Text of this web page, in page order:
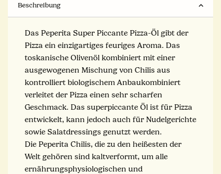
Beschreibung
Das Peperita Super Piccante Pizza-Öl gibt der
Pizza ein einzigartiges feuriges Aroma. Das
toskanische Olivenöl kombiniert mit einer
ausgewogenen Mischung von Chilis aus
kontrolliert biologischem Anbaukombiniert
verleitet der Pizza einen sehr scharfen
Geschmack. Das superpiccante Öl ist für Pizza
entwickelt, kann jedoch auch für Nudelgerichte
sowie Salatdressings genutzt werden.
Die Peperita Chilis, die zu den heißesten der
Welt gehören sind kaltverformt, um alle
ernährungsphysiologischen und